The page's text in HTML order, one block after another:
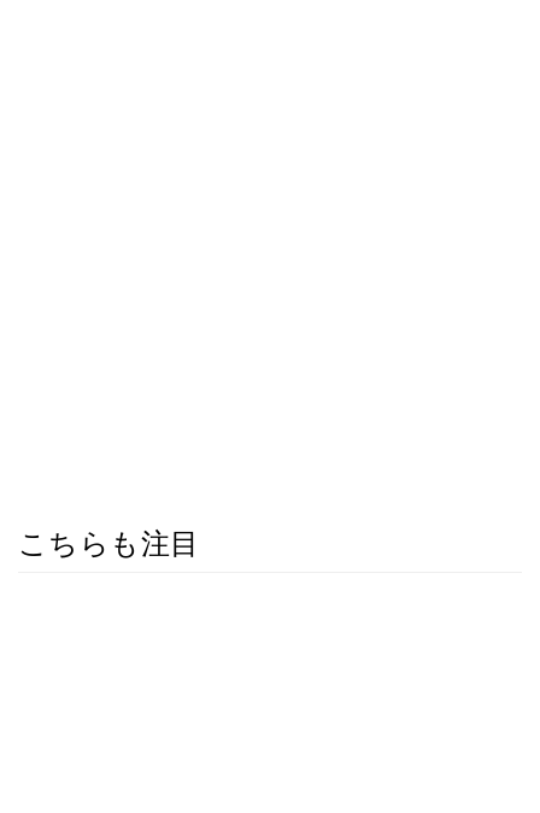
こちらも注目